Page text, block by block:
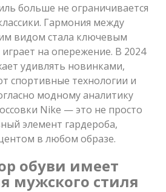
больше не ограничивается
Гармония между
видом стала ключевым
на опережение. В 2024
удивлять новинками,
спортивные технологии и
модному аналитику
Nike — это не просто
элемент гардероба,
в любом образе.
обуви имеет
мужского стиля